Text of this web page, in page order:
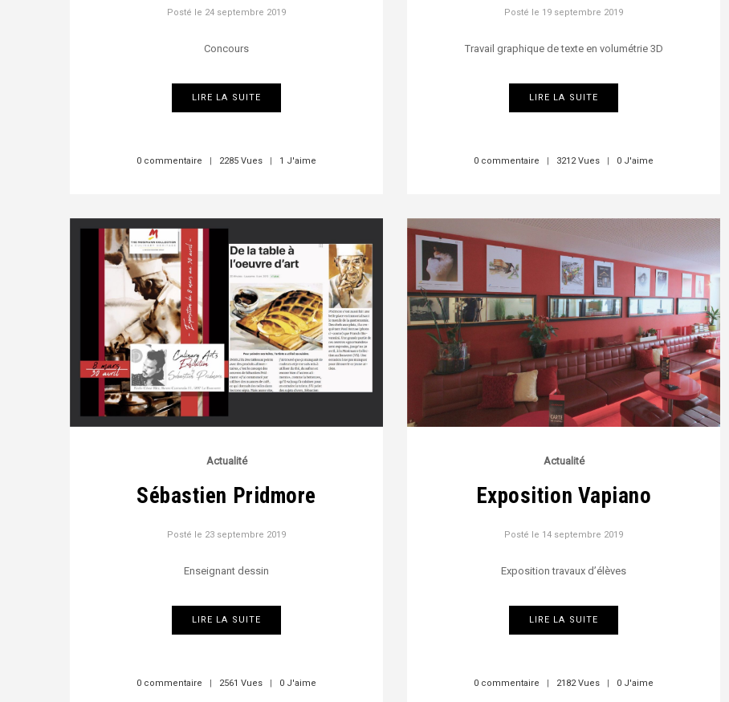
Posté le 24 septembre 2019
Concours
LIRE LA SUITE
0 commentaire | 2285 Vues | 1 J'aime
Actualité
Sébastien Pridmore
Posté le 23 septembre 2019
Enseignant dessin
LIRE LA SUITE
0 commentaire | 2561 Vues | 0 J'aime
Posté le 19 septembre 2019
Travail graphique de texte en volumétrie 3D
LIRE LA SUITE
0 commentaire | 3212 Vues | 0 J'aime
Actualité
Exposition Vapiano
Posté le 14 septembre 2019
Exposition travaux d’élèves
LIRE LA SUITE
0 commentaire | 2182 Vues | 0 J'aime